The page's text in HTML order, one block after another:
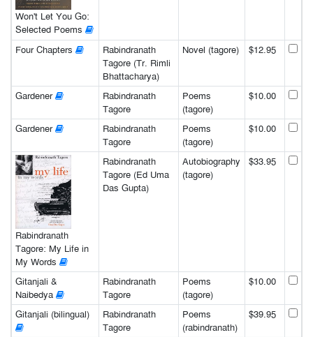
Won't Let You Go:
Selected Poems
Four Chapters
Rabindranath
Tagore (Tr. Rimli
Bhattacharya)
Novel (tagore) $12.95
Gardener
Rabindranath
Tagore
Poems
(tagore)
$10.00
Gardener
Rabindranath
Tagore
Poems
(tagore)
$10.00
Rabindranath
Tagore: My Life in
My Words
Rabindranath
Tagore (Ed Uma
Das Gupta)
Autobiography
(tagore)
$33.95
Gitanjali &
Naibedya
Rabindranath
Tagore
Poems
(tagore)
$10.00
Gitanjali (bilingual)
Rabindranath
Tagore
Poems
(rabindranath)
$39.95